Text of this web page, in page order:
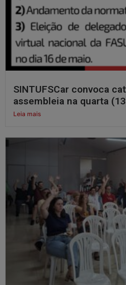
SINTUFSCar convoca
assembleia na quarta
Leia mais